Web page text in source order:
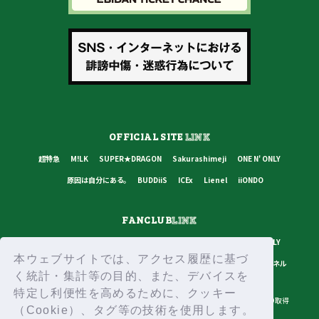
本ウェブサイトでは、アクセス履歴に基づ
く統計・集計等の目的、また、デバイスを
特定し利便性を高めるために、クッキー
（Cookie）、タグ等の技術を使用します。
OFFICIAL SITELINK
超特急 M!LK SUPER★DRAGON Sakurashimeji
ONE N' ONLY
原因は自分にある。
BUDDiiS ICEx Lienel iiONDO
FANCLUBLINK
ONE N' ONLY
原因は自分にある。
BUDDiiS ICEx Lienel スターダストチャンネル
プライバシーポリシー ご利用規約 推奨環境 ヘルプ・お問い合わせ
ID取得